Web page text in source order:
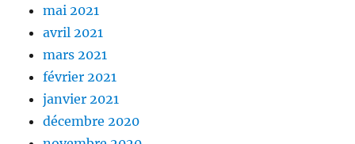
mai 2021
avril 2021
mars 2021
février 2021
janvier 2021
décembre 2020